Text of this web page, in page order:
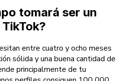
tomará ser un
entre cuatro y ocho meses
sólida y una buena cantidad de
principalmente de tu